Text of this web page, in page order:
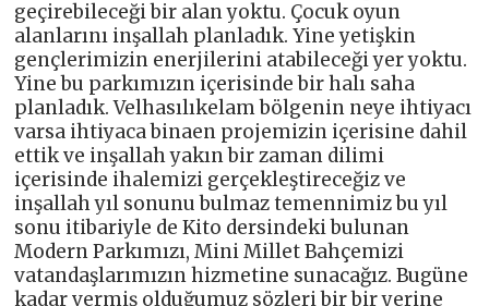
geçirebileceği bir alan yoktu. Çocuk oyun
alanlarını inşallah planladık. Yine yetişkin
gençlerimizin enerjilerini atabileceği yer yoktu.
Yine bu parkımızın içerisinde bir halı saha
planladık. Velhasılıkelam bölgenin neye ihtiyacı
varsa ihtiyaca binaen projemizin içerisine dahil
ettik ve inşallah yakın bir zaman dilimi
içerisinde ihalemizi gerçekleştireceğiz ve
inşallah yıl sonunu bulmaz temennimiz bu yıl
sonu itibariyle de Kito dersindeki bulunan
Modern Parkımızı, Mini Millet Bahçemizi
vatandaşlarımızın hizmetine sunacağız. Bugüne
kadar vermiş olduğumuz sözleri bir bir yerine